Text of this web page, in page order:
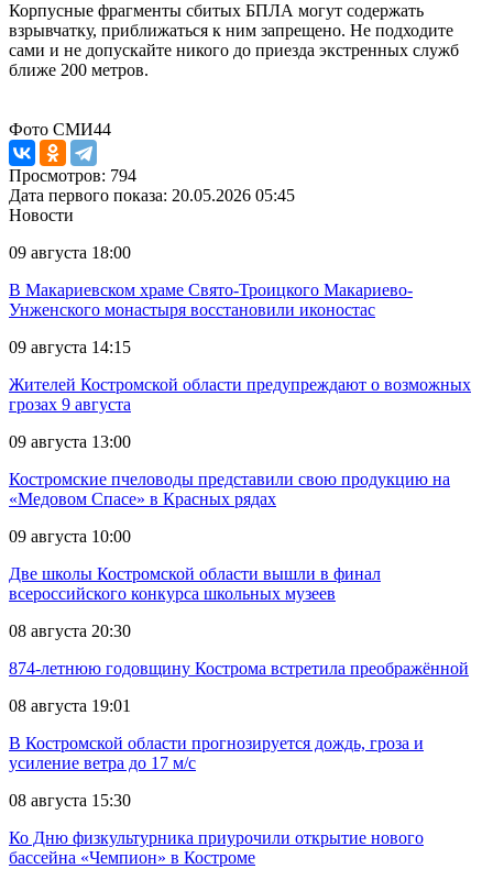
Корпусные фрагменты сбитых БПЛА могут содержать
взрывчатку, приближаться к ним запрещено. Не подходите
сами и не допускайте никого до приезда экстренных служб
ближе 200 метров.
Фото СМИ44
Просмотров: 794
Дата первого показа: 20.05.2026 05:45
Новости
09 августа 18:00
В Макариевском храме Свято-Троицкого Макариево-
Унженского монастыря восстановили иконостас
09 августа 14:15
Жителей Костромской области предупреждают о возможных
грозах 9 августа
09 августа 13:00
Костромские пчеловоды представили свою продукцию на
«Медовом Спасе» в Красных рядах
09 августа 10:00
Две школы Костромской области вышли в финал
всероссийского конкурса школьных музеев
08 августа 20:30
874-летнюю годовщину Кострома встретила преображённой
08 августа 19:01
В Костромской области прогнозируется дождь, гроза и
усиление ветра до 17 м/с
08 августа 15:30
Ко Дню физкультурника приурочили открытие нового
бассейна «Чемпион» в Костроме